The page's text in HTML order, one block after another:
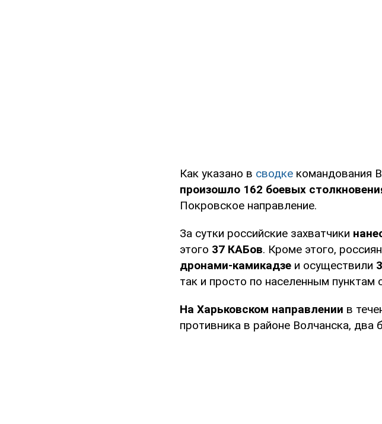
Как указано в сводке командования
произошло 162 боевых
Покровское направление.
За сутки российские захватчики
этого 37 КАБов. Кроме этого,
дронами-камикадзе и осуществили
так и просто по населенным пунктам
На Харьковском направлении в
противника в районе Волчанска,